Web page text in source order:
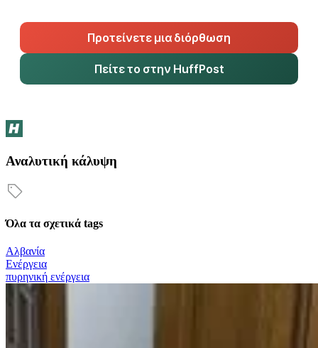
Προτείνετε μια διόρθωση
Πείτε το στην HuffPost
Αναλυτική κάλυψη
Όλα τα σχετικά tags
Αλβανία
Ενέργεια
πυρηνική ενέργεια